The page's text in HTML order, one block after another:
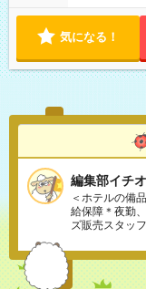
気になる！
編集部イチ
＜ホテルの備
給保障＊夜勤
ズ販売スタッ